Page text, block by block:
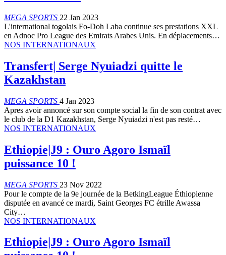
MEGA SPORTS 22 Jan 2023
L'international togolais Fo-Doh Laba continue ses prestations XXL
en Adnoc Pro League des Emirats Arabes Unis. En déplacements…
NOS INTERNATIONAUX
Transfert| Serge Nyuiadzi quitte le
Kazakhstan
MEGA SPORTS 4 Jan 2023
Apres avoir annoncé sur son compte social la fin de son contrat avec
le club de la D1 Kazakhstan, Serge Nyuiadzi n'est pas resté…
NOS INTERNATIONAUX
Ethiopie|J9 : Ouro Agoro Ismaïl
puissance 10 !
MEGA SPORTS 23 Nov 2022
Pour le compte de la 9e journée de la BetkingLeague Éthiopienne
disputée en avancé ce mardi, Saint Georges FC étrille Awassa
City…
NOS INTERNATIONAUX
Ethiopie|J9 : Ouro Agoro Ismaïl